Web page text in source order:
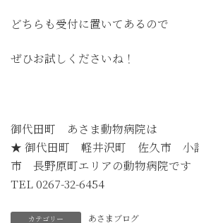
どちらも受付に置いてあるので
ぜひお試しくださいね！
御代田町 あさま動物病院は
★ 御代田町 軽井沢町 佐久市
市 長野原町エリアの動物病院で
TEL 0267-32-6454
カテゴリー あさまブログ